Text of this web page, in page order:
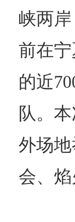
峡两
前在
的近
队。
外场
会、焰